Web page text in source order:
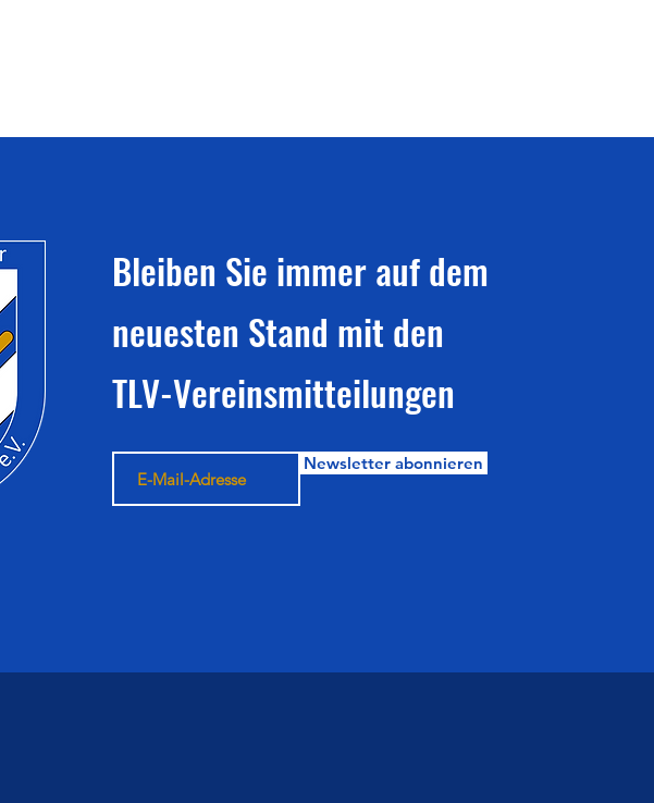
Bleiben Sie immer auf dem
neuesten Stand mit den
TLV-Vereinsmitteilungen
Newsletter abonnieren